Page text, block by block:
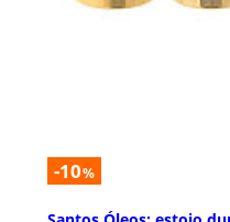
-10%